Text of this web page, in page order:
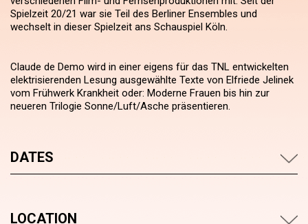
Spielzeit 20/21 war sie Teil des Berliner Ensembles und
wechselt in dieser Spielzeit ans Schauspiel Köln.
Claude de Demo wird in einer eigens für das TNL entwickelten
elektrisierenden Lesung ausgewählte Texte von Elfriede Jelinek
vom Frühwerk Krankheit oder: Moderne Frauen bis hin zur
neueren Trilogie Sonne/Luft/Asche präsentieren.
DATES
LOCATION